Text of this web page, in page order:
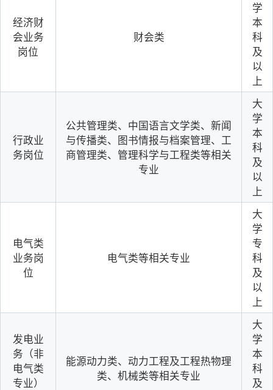
经济财
会业务
岗位
财会类
学
本
科
及
以
上
行政业
务岗位
公共管理类、中国语言文学类、新闻
与传播类、图书情报与档案管理、工
商管理类、管理科学与工程类等相关
专业
大
学
本
科
及
以
上
电气类
业务岗
位
电气类等相关专业
大
学
专
科
及
以
上
发电业
务（非
电气类
专业）
能源动力类、动力工程及工程热物理
类、机械类等相关专业
大
学
本
科
及